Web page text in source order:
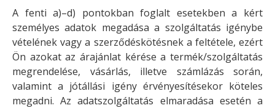
A fenti a)–d) pontokban foglalt esetekben a kért
személyes adatok megadása a szolgáltatás igénybe
vételének vagy a szerződéskötésnek a feltétele, ezért
Ön azokat az árajánlat kérése a termék/szolgáltatás
megrendelése, vásárlás, illetve számlázás során,
valamint a jótállási igény érvényesítésekor köteles
megadni. Az adatszolgáltatás elmaradása esetén a